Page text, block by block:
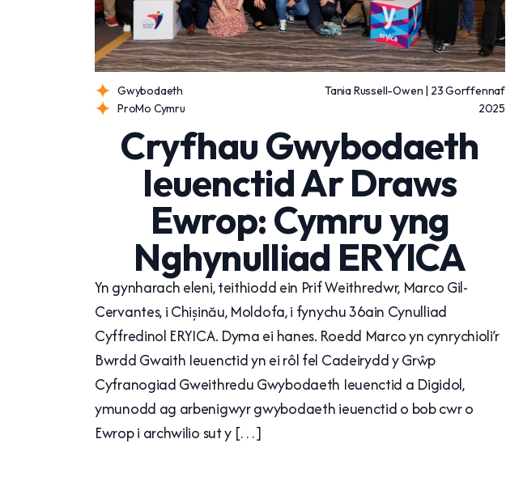
Gwybodaeth
ProMo Cymru
Tania Russell-Owen | 23 Gorffennaf
2025
Cryfhau Gwybodaeth
Ieuenctid Ar Draws
Ewrop: Cymru yng
Nghynulliad ERYICA
Yn gynharach eleni, teithiodd ein Prif Weithredwr, Marco Gil-
Cervantes, i Chișinău, Moldofa, i fynychu 36ain Cynulliad
Cyffredinol ERYICA. Dyma ei hanes. Roedd Marco yn cynrychioli’r
Bwrdd Gwaith Ieuenctid yn ei rôl fel Cadeirydd y Grŵp
Cyfranogiad Gweithredu Gwybodaeth Ieuenctid a Digidol,
ymunodd ag arbenigwyr gwybodaeth ieuenctid o bob cwr o
Ewrop i archwilio sut y […]